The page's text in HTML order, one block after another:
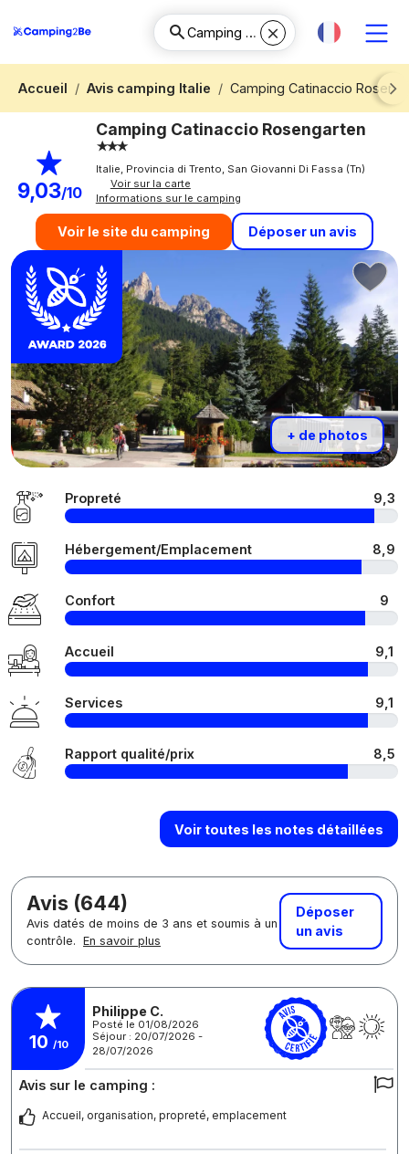
Accueil Avis camping Italie
Camping Catinaccio
Next
9,03/10
Camping Catinaccio Rosengarten
Italie, Provincia di Trento, San Giovanni Di Fassa (Tn)
Voir sur la carte
Informations sur le camping
Voir le site du camping Déposer un avis
+ de photos
Propreté 9,3
Hébergement/Emplacement 8,9
Confort 9
Accueil 9,1
Services 9,1
Rapport qualité/prix 8,5
Voir toutes les notes détaillées
Avis (644)
Avis datés de moins de 3 ans et soumis à un
contrôle. En savoir plus
Déposer
un avis
10 /10
Philippe C.
Posté le 01/08/2026
Séjour : 20/07/2026 -
28/07/2026
Avis sur le camping :
Accueil, organisation, propreté, emplacement